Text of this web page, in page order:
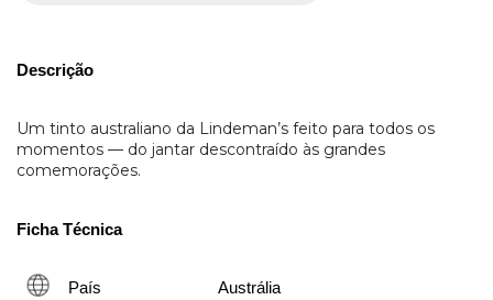
Descrição
Um tinto australiano da Lindeman’s feito para todos os
momentos — do jantar descontraído às grandes
comemorações.
Ficha Técnica
País Austrália